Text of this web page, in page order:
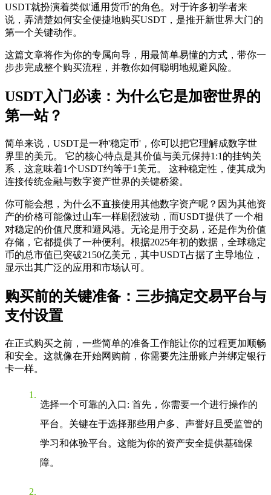
USDT就扮演着类似'通用货币'的角色。对于许多初学者来
说，弄清楚如何安全便捷地购买USDT，是推开新世界大门的
第一个关键动作。
这篇文章将作为你的专属向导，用最简单易懂的方式，带你一
步步完成整个购买流程，并教你如何聪明地规避风险。
USDT入门必读：为什么它是加密世界的
第一站？
简单来说，USDT是一种'稳定币'，你可以把它理解成数字世
界里的美元。 它的核心特点是其价值与美元保持1:1的挂钩关
系，这意味着1个USDT约等于1美元。 这种稳定性，使其成为
连接传统金融与数字资产世界的关键桥梁。
你可能会想，为什么不直接使用其他数字资产呢？因为其他资
产的价格可能像过山车一样剧烈波动，而USDT提供了一个相
对稳定的价值尺度和避风港。无论是用于交易，还是作为价值
存储，它都提供了一种便利。根据2025年初的数据，全球稳定
币的总市值已突破2150亿美元，其中USDT占据了主导地位，
显示出其广泛的应用和市场认可。
购买前的关键准备：三步搞定交易平台与
支付设置
在正式购买之前，一些简单的准备工作能让你的过程更加顺畅
和安全。这就像在开始网购前，你需要先注册账户并绑定银行
卡一样。
选择一个可靠的入口: 首先，你需要一个进行操作的
平台。关键在于选择那些用户多、声誉好且受监管的
学习和体验平台。这能为你的资产安全提供基础保
障。